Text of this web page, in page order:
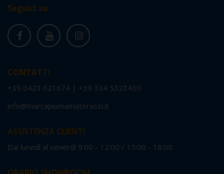
Seguici su
CONTATTI
+39 0423 621674 | +39 334 5323430
info@marcapiumamaterassi.it
ASSISTENZA CLIENTI
Dal lunedì al venerdì 9:00 - 12:00 / 15:00 - 18:00